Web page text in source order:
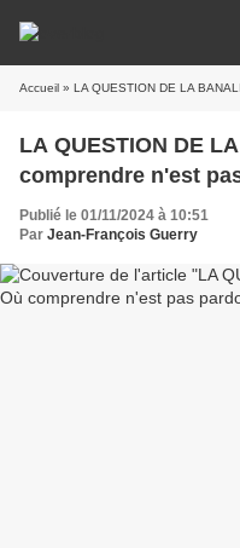
Accueil » LA QUESTION DE LA
LA QUESTION DE
comprendre n'est
Publié le 01/11/2024 à 10:51
Par Jean-François Guerry